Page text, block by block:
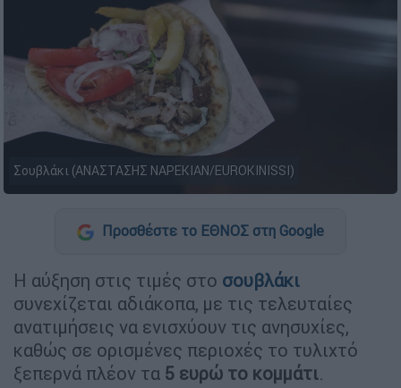
Σουβλάκι (ΑΝΑΣΤΑΣΗΣ ΝΑΡΕΚΙΑΝ/EUROKINISSI)
Προσθέστε το ΕΘΝΟΣ στη Google
Η αύξηση στις τιμές στο σουβλάκι
συνεχίζεται αδιάκοπα, με τις τελευταίες
ανατιμήσεις να ενισχύουν τις ανησυχίες,
καθώς σε ορισμένες περιοχές το τυλιχτό
ξεπερνά πλέον τα 5 ευρώ το κομμάτι.